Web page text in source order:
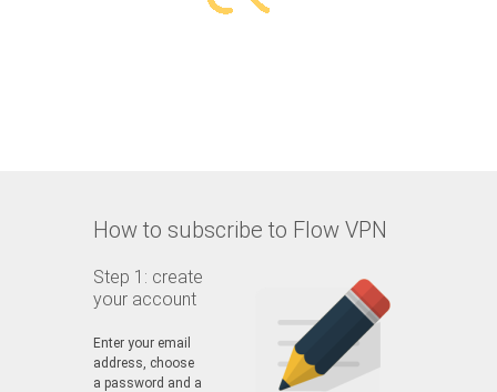
How to subscribe to Flow VPN
Step 1: create
your account
Enter your email
address, choose
a password and a